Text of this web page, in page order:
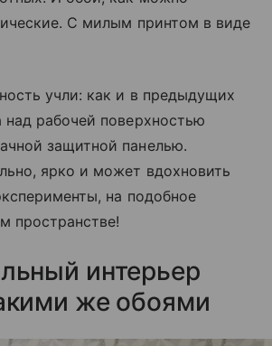
С милым принтом в виде
учли: как и в предыдущих
над рабочей поверхностью
защитной панелью.
ярко и может вдохновить
на подобное
пространстве!
интерьер
же обоями